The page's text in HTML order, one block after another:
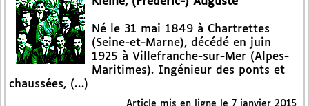
Né le 31 mai 1849 à Chartrettes
(Seine-et-Marne), décédé en juin
1925 à Villefranche-sur-Mer (Alpes-
Maritimes). Ingénieur des ponts et
chaussées, (…)
Article mis en ligne le 7 janvier 2015